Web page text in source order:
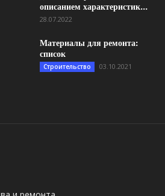
описанием характеристик...
28.07.2022
Материалы для ремонта:
список
Строительство 03.10.2021